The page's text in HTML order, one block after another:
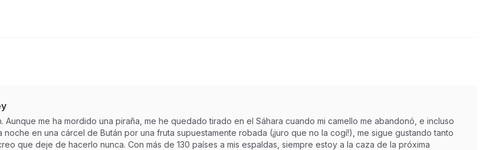
Aunque me ha mordido una piraña, me he quedado tirado en el Sáhara cuando mi camello me abandonó, e incluso
noche en una cárcel de Bután por una fruta supuestamente robada (¡juro que no la cogí!), me sigue gustando tanto
que deje de hacerlo nunca. Con más de 130 países a mis espaldas, siempre estoy a la caza de la próxima